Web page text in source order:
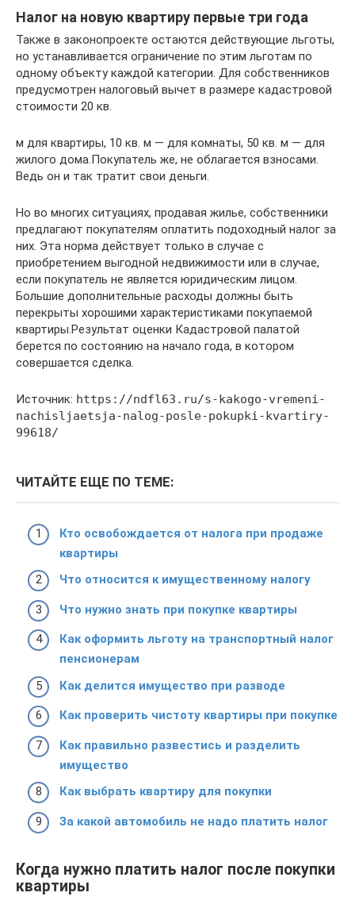
Налог на новую квартиру первые три года
Также в законопроекте остаются действующие льготы,
но устанавливается ограничение по этим льготам по
одному объекту каждой категории. Для собственников
предусмотрен налоговый вычет в размере кадастровой
стоимости 20 кв.
м для квартиры, 10 кв. м — для комнаты, 50 кв. м — для
жилого дома.Покупатель же, не облагается взносами.
Ведь он и так тратит свои деньги.
Но во многих ситуациях, продавая жилье, собственники
предлагают покупателям оплатить подоходный налог за
них. Эта норма действует только в случае с
приобретением выгодной недвижимости или в случае,
если покупатель не является юридическим лицом.
Большие дополнительные расходы должны быть
перекрыты хорошими характеристиками покупаемой
квартиры.Результат оценки Кадастровой палатой
берется по состоянию на начало года, в котором
совершается сделка.
Источник: https://ndfl63.ru/s-kakogo-vremeni-
nachisljaetsja-nalog-posle-pokupki-kvartiry-
99618/
ЧИТАЙТЕ ЕЩЕ ПО ТЕМЕ:
Кто освобождается от налога при продаже
квартиры
Что относится к имущественному налогу
Что нужно знать при покупке квартиры
Как оформить льготу на транспортный налог
пенсионерам
Как делится имущество при разводе
Как проверить чистоту квартиры при покупке
Как правильно развестись и разделить
имущество
Как выбрать квартиру для покупки
За какой автомобиль не надо платить налог
Когда нужно платить налог после покупки
квартиры